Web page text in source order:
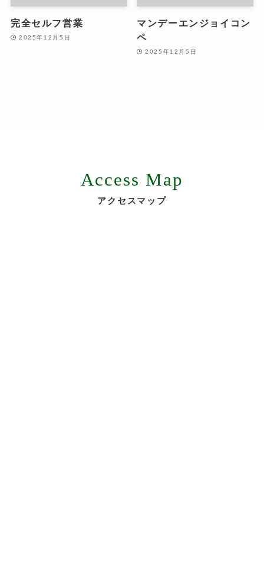
完全セルフ営業
2025年12月5日
マンデーエンジョイコン
ペ
2025年12月5日
Access Map
アクセスマップ